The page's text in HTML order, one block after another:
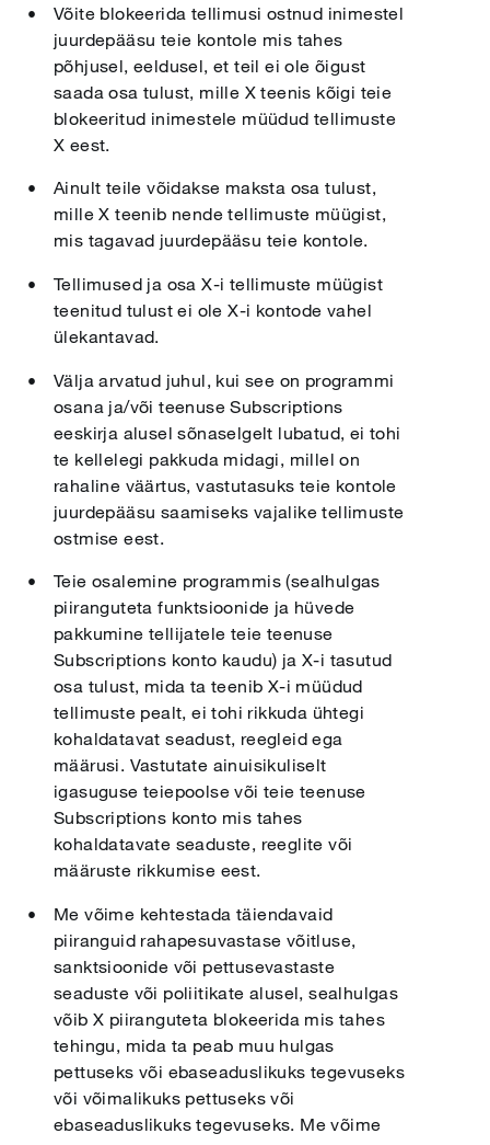
Võite blokeerida tellimusi ostnud inimestel
juurdepääsu teie kontole mis tahes
põhjusel, eeldusel, et teil ei ole õigust
saada osa tulust, mille X teenis kõigi teie
blokeeritud inimestele müüdud tellimuste
X eest.
Ainult teile võidakse maksta osa tulust,
mille X teenib nende tellimuste müügist,
mis tagavad juurdepääsu teie kontole.
Tellimused ja osa X-i tellimuste müügist
teenitud tulust ei ole X-i kontode vahel
ülekantavad.
Välja arvatud juhul, kui see on programmi
osana ja/või teenuse Subscriptions
eeskirja alusel sõnaselgelt lubatud, ei tohi
te kellelegi pakkuda midagi, millel on
rahaline väärtus, vastutasuks teie kontole
juurdepääsu saamiseks vajalike tellimuste
ostmise eest.
Teie osalemine programmis (sealhulgas
piiranguteta funktsioonide ja hüvede
pakkumine tellijatele teie teenuse
Subscriptions konto kaudu) ja X-i tasutud
osa tulust, mida ta teenib X-i müüdud
tellimuste pealt, ei tohi rikkuda ühtegi
kohaldatavat seadust, reegleid ega
määrusi. Vastutate ainuisikuliselt
igasuguse teiepoolse või teie teenuse
Subscriptions konto mis tahes
kohaldatavate seaduste, reeglite või
määruste rikkumise eest.
Me võime kehtestada täiendavaid
piiranguid rahapesuvastase võitluse,
sanktsioonide või pettusevastaste
seaduste või poliitikate alusel, sealhulgas
võib X piiranguteta blokeerida mis tahes
tehingu, mida ta peab muu hulgas
pettuseks või ebaseaduslikuks tegevuseks
või võimalikuks pettuseks või
ebaseaduslikuks tegevuseks. Me võime